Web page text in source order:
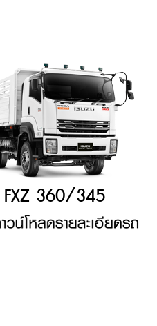
FXZ 360/345